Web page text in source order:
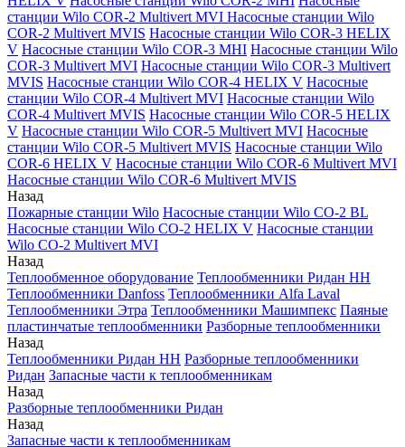
станции Wilo COR-2 Multivert MVI Насосные станции Wilo
COR-2 Multivert MVIS Насосные станции Wilo COR-3 HELIX
V Насосные станции Wilo COR-3 MHI Насосные станции Wilo
COR-3 Multivert MVI Насосные станции Wilo COR-3 Multivert
MVIS Насосные станции Wilo COR-4 HELIX V Насосные
станции Wilo COR-4 Multivert MVI Насосные станции Wilo
COR-4 Multivert MVIS Насосные станции Wilo COR-5 HELIX
V Насосные станции Wilo COR-5 Multivert MVI Насосные
станции Wilo COR-5 Multivert MVIS Насосные станции Wilo
COR-6 HELIX V Насосные станции Wilo COR-6 Multivert MVI
Насосные станции Wilo COR-6 Multivert MVIS
Назад
Пожарные станции Wilo Насосные станции Wilo CO-2 BL
Насосные станции Wilo CO-2 HELIX V Насосные станции
Wilo CO-2 Multivert MVI
Назад
Теплообменное оборудование Теплообменники Ридан НН
Теплообменники Danfoss Теплообменники Alfa Laval
Теплообменники Этра Теплообменники Машимпекс Паяные
пластинчатые теплообменники Разборные теплообменники
Назад
Теплообменники Ридан НН Разборные теплообменники
Ридан Запасные части к теплообменникам
Назад
Разборные теплообменники Ридан
Назад
Запасные части к теплообменникам